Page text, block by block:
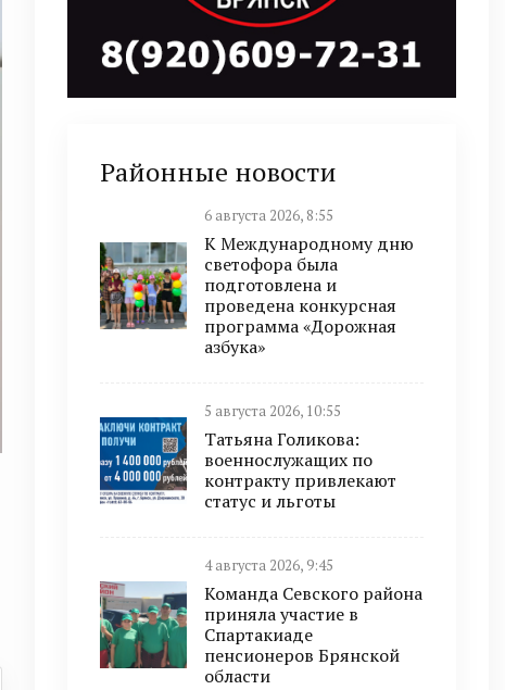
Районные новости
6 августа 2026, 8:55
К Международному дню
светофора была
подготовлена и
проведена конкурсная
программа «Дорожная
азбука»
5 августа 2026, 10:55
Татьяна Голикова:
военнослужащих по
контракту привлекают
статус и льготы
4 августа 2026, 9:45
Команда Севского района
приняла участие в
Спартакиаде
пенсионеров Брянской
области